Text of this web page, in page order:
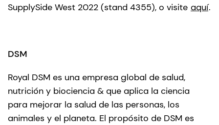
SupplySide West 2022 (stand 4355), o visite aquí.
DSM
Royal DSM es una empresa global de salud,
nutrición y biociencia & que aplica la ciencia
para mejorar la salud de las personas, los
animales y el planeta. El propósito de DSM es